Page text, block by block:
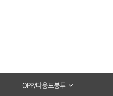
OPP/다용도봉투